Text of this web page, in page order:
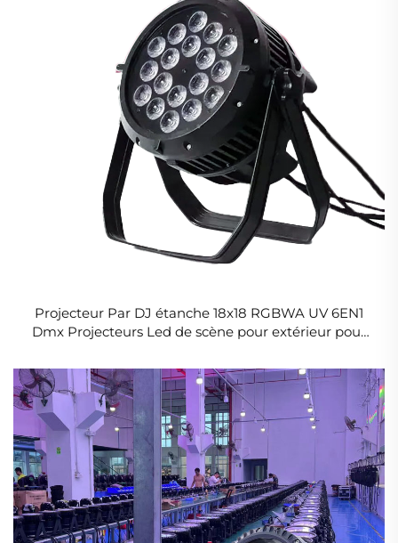
Projecteur Par DJ étanche 18x18 RGBWA UV 6EN1
Dmx Projecteurs Led de scène pour extérieur pour